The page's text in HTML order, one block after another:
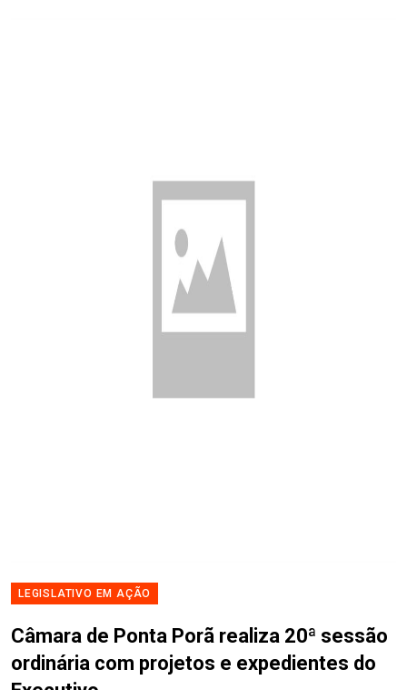
LEGISLATIVO EM AÇÃO
Câmara de Ponta Porã realiza 20ª sessão
ordinária com projetos e expedientes do